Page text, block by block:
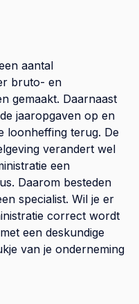
aantal
bruto- en
gemaakt. Daarnaast
jaaropgaven op en
loonheffing terug. De
verandert wel
een
Daarom besteden
specialist. Wil je er
correct wordt
een deskundige
van je onderneming